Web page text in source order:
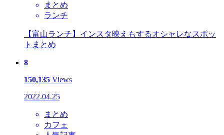
まとめ
ランチ
【富山ランチ】インスタ映えもするオシャレなスポッ
トまとめ
8
150,135 Views
2022.04.25
まとめ
カフェ